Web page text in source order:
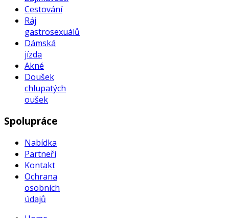
Cestování
Ráj
gastrosexuálů
Dámská
jízda
Akné
Doušek
chlupatých
oušek
Spolupráce
Nabídka
Partneři
Kontakt
Ochrana
osobních
údajů